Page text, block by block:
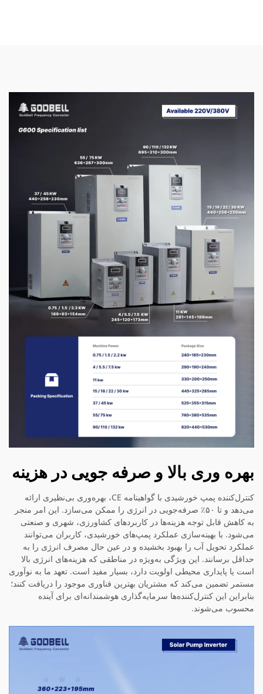
بهره وری بالا و صرفه جویی در هزینه
کنترل‌کننده پمپ خورشیدی با گواهینامه CE، بهره‌وری بی‌نظیری ارائه
می‌دهد و تا ۵۰٪ صرفه‌جویی در انرژی را ممکن می‌سازد. این امر منجر
به کاهش قابل توجه هزینه‌ها در کاربردهای کشاورزی، شهری و صنعتی
می‌شود. با بهینه‌سازی عملکرد پمپ‌های خورشیدی، کاربران می‌توانند
عملکرد تحویل آب را بهبود بخشیده و در عین حال مصرف انرژی را به
حداقل برسانند. این ویژگی به‌ویژه در مناطقی که هزینه‌های انرژی بالا
است یا پایداری محیطی اولویت دارد، بسیار مفید است. تعهد ما به نوآوری
مستمر تضمین می‌کند که مشتریان بهترین فناوری موجود را دریافت کنند؛
بنابراین این کنترل‌کننده‌ها سرمایه‌گذاری هوشمندانه‌ای برای آینده
محسوب می‌شوند.